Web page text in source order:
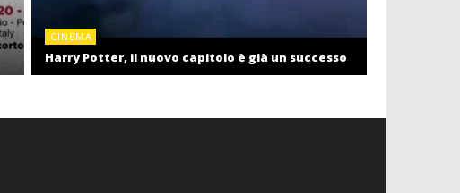
CINEMA
Harry Potter, il nuovo capitolo è già un successo